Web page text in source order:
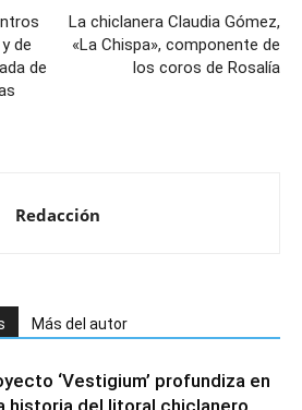
de
de
La chiclanera Claudia Gómez,
«La Chispa», componente de
los coros de Rosalía
Redacción
Más del autor
‘Vestigium’ profundiza en
historia del litoral chiclanero